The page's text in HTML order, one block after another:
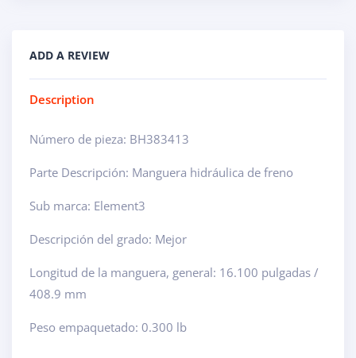
ADD A REVIEW
Description
Número de pieza: BH383413
Parte Descripción: Manguera hidráulica de freno
Sub marca: Element3
Descripción del grado: Mejor
Longitud de la manguera, general: 16.100 pulgadas /
408.9 mm
Peso empaquetado: 0.300 lb